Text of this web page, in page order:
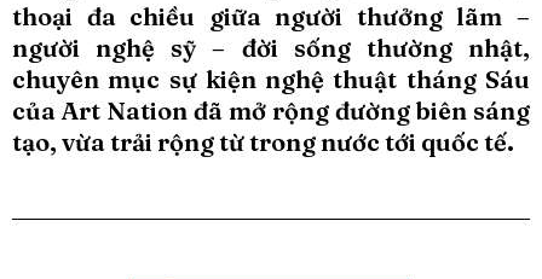
thoại đa chiều giữa người thưởng lãm –
người nghệ sỹ – đời sống thường nhật,
chuyên mục sự kiện nghệ thuật tháng Sáu
của Art Nation đã mở rộng đường biên sáng
tạo, vừa trải rộng từ trong nước tới quốc tế.